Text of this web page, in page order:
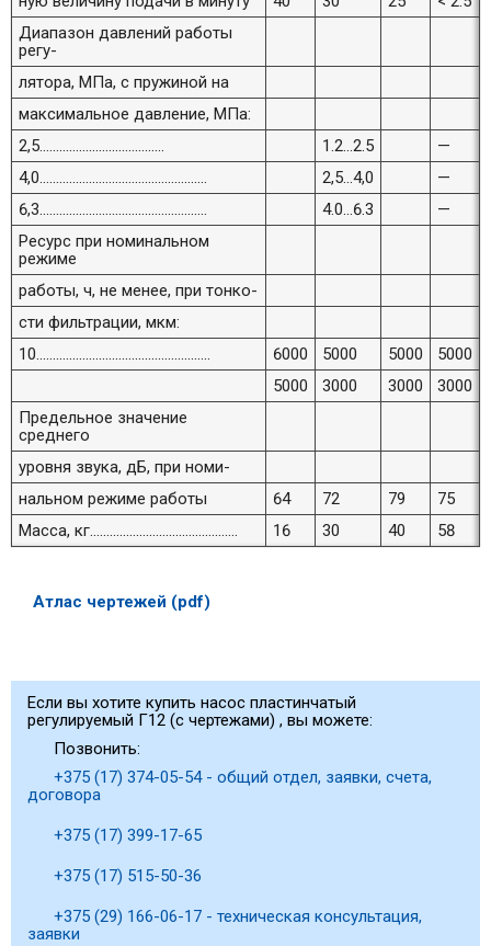
Диапазон давлений работы
регу-
лятора, МПа, с пружиной на
максимальное давление, МПа:
2,5......................................
1.2...2.5
—
4,0...................................................
2,5...4,0
—
6,3...................................................
4.0...6.3
—
Ресурс при номинальном
режиме
работы, ч, не менее, при тонко-
сти фильтрации, мкм:
10.....................................................
6000 5000 5000
5000
5000
3000 3000
3000
Предельное значение
среднего
уровня звука, дБ, при номи-
нальном режиме работы
64 72 79
75
Масса, кг.............................................
16 30 40 58
Атлас чертежей (pdf)
Если вы хотите купить насос пластинчатый
регулируемый Г12 (с чертежами) , вы можете:
Позвонить:
+375 (17) 374-05-54 - общий отдел, заявки, счета,
договора
+375 (17) 399-17-65
+375 (17) 515-50-36
+375 (29) 166-06-17 - техническая консультация,
заявки